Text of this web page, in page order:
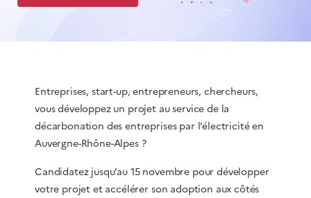
Entreprises, start-up, entrepreneurs, chercheurs,
vous développez un projet au service de la
décarbonation des entreprises par l’électricité en
Auvergne-Rhône-Alpes ?
Candidatez jusqu’au 15 novembre pour développer
votre projet et accélérer son adoption aux côtés